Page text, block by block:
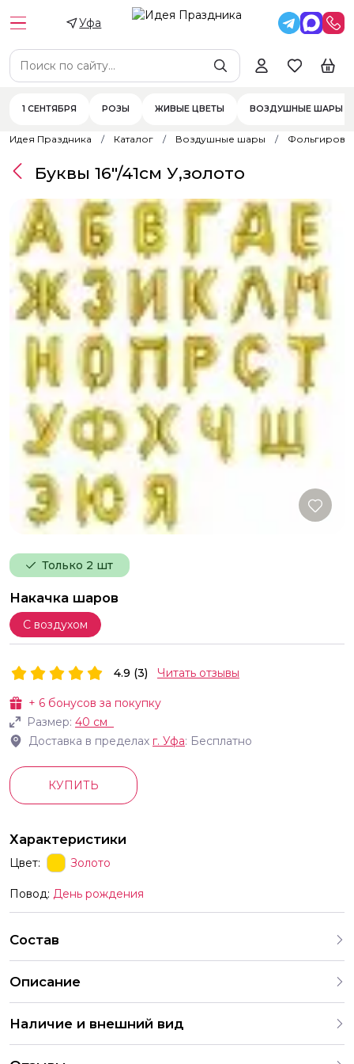
Уфа
1 СЕНТЯБРЯ РОЗЫ ЖИВЫЕ ЦВЕТЫ ВОЗДУШНЫЕ ШАРЫ
Идея Праздника Каталог Воздушные шары
Только 2 шт
Накачка шаров
С воздухом
Буквы 16"/41см У,золото
+ 6 бонусов за покупку
Размер: 40 см
Доставка в пределах г. Уфа: Бесплатно
4.9 (3) Читать отзывы
КУПИТЬ
Характеристики
Цвет: Золото
Повод: День рождения
Состав
Описание
имеет встроенный клапан Эта конструкция позволяет
создать композицию надув шар воздухом Идеально для
мероприятий выпускной Новый год день рождения
Наличие и внешний вид